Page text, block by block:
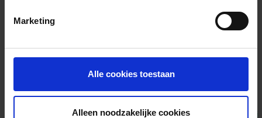
Marketing
Alle cookies toestaan
Alleen noodzakelijke cookies
Foto’s ({{photos.length}})
Eigen foto’s